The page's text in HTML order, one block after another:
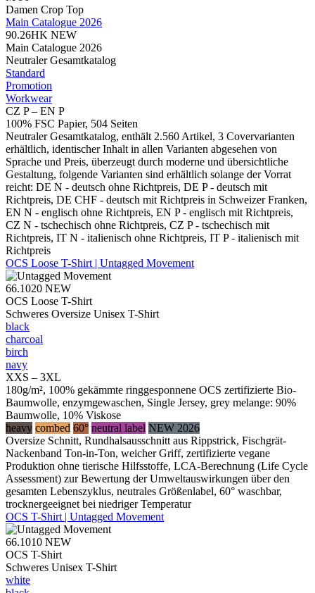
Damen Crop Top
Main Catalogue 2026
90.26HK NEW
Main Catalogue 2026
Neutraler Gesamtkatalog
Standard
Promotion
Workwear
CZ P – EN P
100% FSC Papier, 504 Seiten
Neutraler Gesamtkatalog, enthält 2.560 Artikel, 3 Covervarianten
erhältlich, identischer Inhalt in allen Varianten abgesehen von
Sprache und Preis, überzeugt durch moderne und übersichtliche
Gestaltung, folgende Varianten sind erhältlich solange der Vorrat
reicht: DE N - deutsch ohne Richtpreis, DE P - deutsch mit
Richtpreis, DE CHF - deutsch mit Richtpreis in Schweizer Franken,
EN N - englisch ohne Richtpreis, EN P - englisch mit Richtpreis,
CZ N - tschechisch ohne Richtpreis, CZ P - tschechisch mit
Richtpreis, IT N - italienisch ohne Richtpreis, IT P - italienisch mit
Richtpreis
OCS Loose T-Shirt | Untagged Movement
66.1020 NEW
OCS Loose T-Shirt
Schweres Oversize Unisex T-Shirt
black
charcoal
birch
navy
XXS – 3XL
180g/m², 100% gekämmte ringgesponnene OCS zertifizierte Bio-
Baumwolle, enzymgewaschen, Single Jersey, grey melange: 90%
Baumwolle, 10% Viskose
heavy combed 60° neutral label NEW 2026
Oversize Schnitt, Rundhalsausschnitt aus Rippstrick, Fischgrät-
Nackenband Ton-in-Ton, weicher Griff, zertifizierte vegane
Produktion ohne tierische Hilfsstoffe, LCA-Berechnung (Life Cycle
Assessment) zur Bewertung der Umweltauswirkungen über den
gesamten Lebenszyklus, neutrales Größenlabel, 60° waschbar,
trocknergeeignet bei niedriger Temperatur
OCS T-Shirt | Untagged Movement
66.1010 NEW
OCS T-Shirt
Schweres Unisex T-Shirt
white